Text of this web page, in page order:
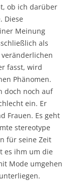
ob ich darüber
Diese
Meinung
als
fasst, wird
Phänomen.
doch noch auf
ein. Er
Frauen. Es geht
stereotype
für seine Zeit
es ihm um die
Mode umgehen